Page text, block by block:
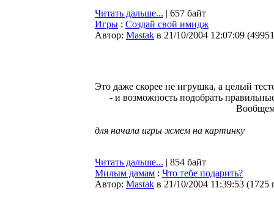
Читать дальше... | 657 байт
Игры : Создай свой имидж
Автор: Мastak в 21/10/2004 12:07:09 (
Это даже скорее не игрушка, а целый
- и возможность подобрать
для начала игры жмем на картинку
Читать дальше... | 854 байт
Милым дамам : Что тебе подарить?
Автор: Мastak в 21/10/2004 11:39:53 (1725